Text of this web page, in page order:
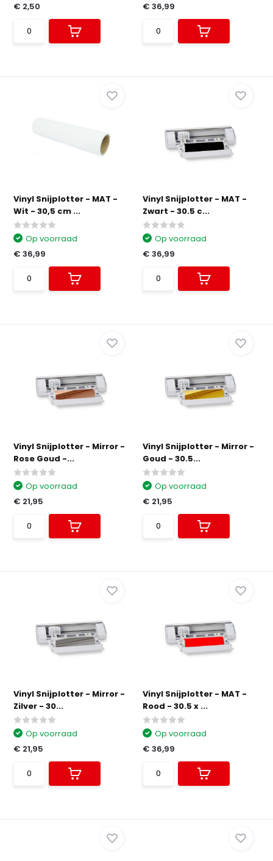
€ 2,50
€ 36,99
Vinyl Snijplotter - MAT -
Wit - 30,5 cm ...
Op voorraad
€ 36,99
Vinyl Snijplotter - MAT -
Zwart - 30.5 c...
Op voorraad
€ 36,99
Vinyl Snijplotter - Mirror -
Rose Goud -...
Op voorraad
€ 21,95
Vinyl Snijplotter - Mirror -
Goud - 30.5...
Op voorraad
€ 21,95
Vinyl Snijplotter - Mirror -
Zilver - 30...
Op voorraad
€ 21,95
Vinyl Snijplotter - MAT -
Rood - 30.5 x ...
Op voorraad
€ 36,99